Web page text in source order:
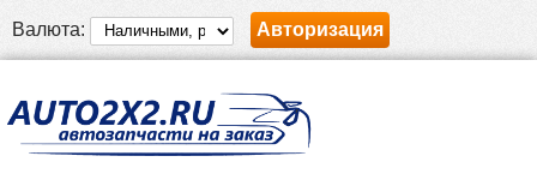
Валюта: Авторизация